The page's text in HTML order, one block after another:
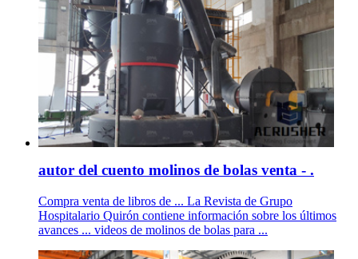
autor del cuento molinos de bolas venta - .
Compra venta de libros de ... La Revista de Grupo
Hospitalario Quirón contiene información sobre los últimos
avances ... videos de molinos de bolas para ...